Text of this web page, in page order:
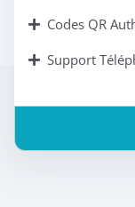
Codes QR
Support